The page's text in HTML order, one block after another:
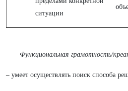
ситуации
Функциональная грамотность/
– умеет осуществлять поиск способа